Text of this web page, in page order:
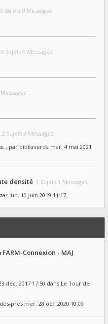
0 Sujets 0 Messages
0 Sujets 0 Messages
2 Sujets 3 Messages
par bibilaverda mar. 4 mai 2021
densité 1 Sujets 1 Messages
lun. 10 juin 2019 11:17
Connexion - MAJ
déc. 2017 17:50 dans Le Tour de
prés mer. 28 oct. 2020 10:09